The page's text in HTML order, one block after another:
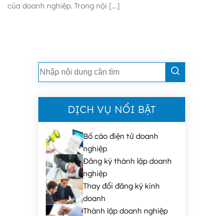
của doanh nghiệp. Trong nội […]
DỊCH VỤ NỔI BẬT
Bố cáo điện tử doanh
nghiệp
Đăng ký thành lập doanh
nghiệp
Thay đổi đăng ký kinh
doanh
Thành lập doanh nghiệp